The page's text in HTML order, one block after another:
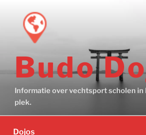
Budo
Informatie over vechtsport scholen in
plek.
Dojos